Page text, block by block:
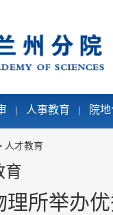
| 人事教育 | 院
人才教育
育
理所举办